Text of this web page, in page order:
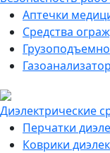
Аптечки
Средства
Диэлектрические
Перчатки
Коврики